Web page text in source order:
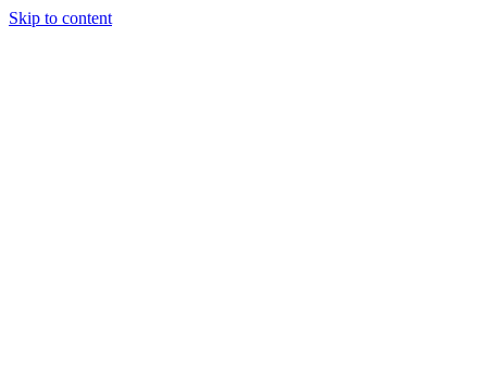
Skip to content